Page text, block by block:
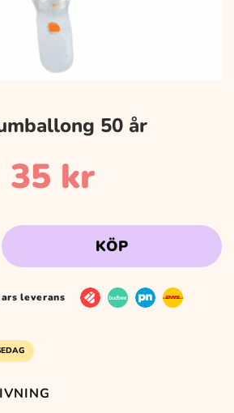
50 år
35 kr
KÖP
leverans